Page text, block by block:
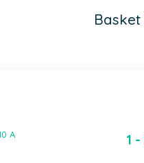
Basket
A 1 -